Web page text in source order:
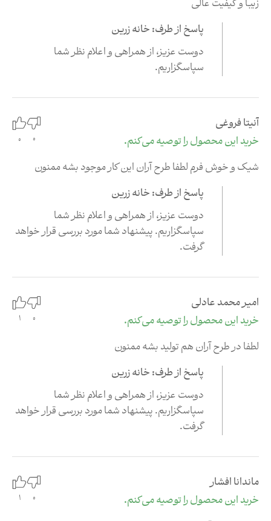
زیبا و کیفیت عالی
پاسخ از طرف: خانه زرین
دوست عزیز،‌ از همراهی و اعلام نظر شما
سپاسگزاریم.
آنیتا فروغی
خرید این محصول را توصیه می‌کنم.
0
0
شیک و خوش فرم لطفا طرح آران این کار موجود بشه ممنون
پاسخ از طرف: خانه زرین
دوست عزیز،‌ از همراهی و اعلام نظر شما
سپاسگزاریم. پیشنهاد شما مورد بررسی قرار خواهد
گرفت.
امیر محمد عادلی
خرید این محصول را توصیه می‌کنم.
0
1
لطفا در طرح آران هم تولید بشه ممنون
پاسخ از طرف: خانه زرین
دوست عزیز،‌ از همراهی و اعلام نظر شما
سپاسگزاریم. پیشنهاد شما مورد بررسی قرار خواهد
گرفت.
ماندانا افشار
خرید این محصول را توصیه می‌کنم.
0
1